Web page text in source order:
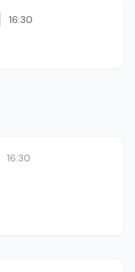
16:30
16:30